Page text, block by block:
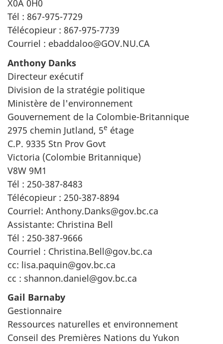
X0A 0H0
Tél : 867-975-7729
Télécopieur : 867-975-7739
Courriel : ebaddaloo@GOV.NU.CA
Anthony Danks
Directeur exécutif
Division de la stratégie politique
Ministère de l'environnement
Gouvernement de la Colombie-Britannique
2975 chemin Jutland, 5e étage
C.P. 9335 Stn Prov Govt
Victoria (Colombie Britannique)
V8W 9M1
Tél : 250-387-8483
Télécopieur : 250-387-8894
Courriel: Anthony.Danks@gov.bc.ca
Assistante: Christina Bell
Tél : 250-387-9666
Courriel : Christina.Bell@gov.bc.ca
cc: lisa.paquin@gov.bc.ca
cc : shannon.daniel@gov.bc.ca
Gail Barnaby
Gestionnaire
Ressources naturelles et environnement
Conseil des Premières Nations du Yukon